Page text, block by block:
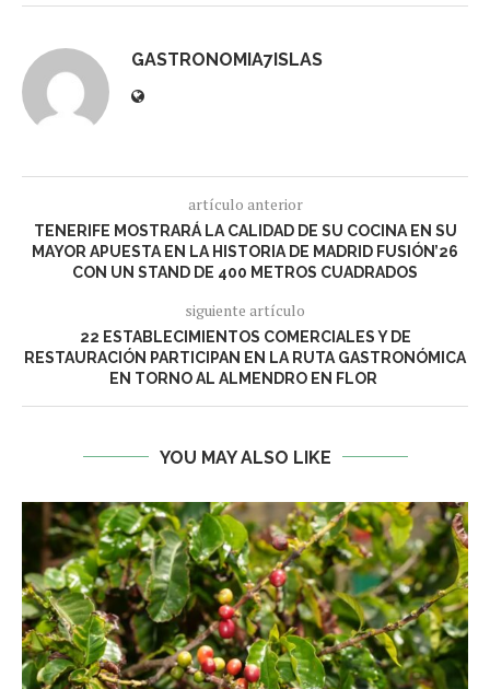
GASTRONOMIA7ISLAS
artículo anterior
TENERIFE MOSTRARÁ LA CALIDAD DE SU COCINA EN SU
MAYOR APUESTA EN LA HISTORIA DE MADRID FUSIÓN’26
CON UN STAND DE 400 METROS CUADRADOS
siguiente artículo
22 ESTABLECIMIENTOS COMERCIALES Y DE
RESTAURACIÓN PARTICIPAN EN LA RUTA GASTRONÓMICA
EN TORNO AL ALMENDRO EN FLOR
YOU MAY ALSO LIKE